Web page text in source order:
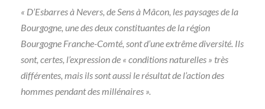
« D’Esbarres à Nevers, de Sens à Mâcon, les paysages de la
Bourgogne, une des deux constituantes de la région
Bourgogne Franche-Comté, sont d’une extrême diversité. Ils
sont, certes, l’expression de « conditions naturelles » très
différentes, mais ils sont aussi le résultat de l’action des
hommes pendant des millénaires ».